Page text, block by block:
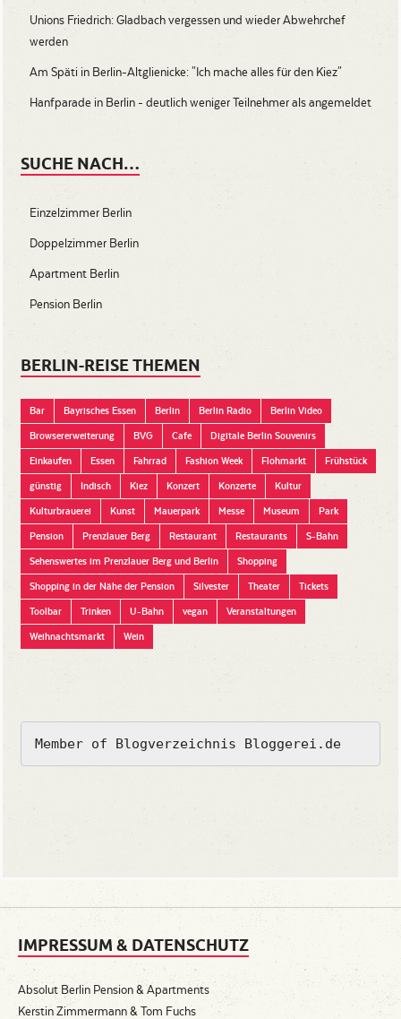
Unions Friedrich: Gladbach vergessen und wieder Abwehrchef
werden
Am Späti in Berlin-Altglienicke: "Ich mache alles für den Kiez"
Hanfparade in Berlin - deutlich weniger Teilnehmer als angemeldet
SUCHE NACH…
Einzelzimmer Berlin
Doppelzimmer Berlin
Apartment Berlin
Pension Berlin
BERLIN-REISE THEMEN
Bar Bayrisches Essen Berlin Berlin Radio
Berlin Video
Browsererweiterung
BVG Cafe
Digitale Berlin Souvenirs
Einkaufen
Essen Fahrrad Fashion Week Flohmarkt
Frühstück
günstig
Indisch Kiez Konzert Konzerte
Kultur
Kulturbrauerei
Kunst Mauerpark Messe Museum
Park
Pension
Prenzlauer Berg Restaurant Restaurants
S-Bahn
Sehenswertes im Prenzlauer Berg und Berlin
Shopping
Shopping in der Nähe der Pension
Silvester Theater
Tickets
Toolbar
Trinken U-Bahn vegan
Veranstaltungen
Weihnachtsmarkt
Wein
Member of Blogverzeichnis Bloggerei.de
IMPRESSUM & DATENSCHUTZ
Absolut Berlin Pension & Apartments
Kerstin Zimmermann & Tom Fuchs